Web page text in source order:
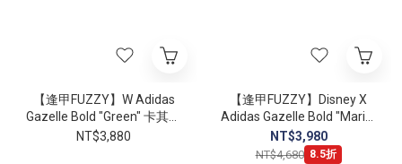
【逢甲FUZZY】W Adidas
Gazelle Bold "Green" 卡其綠
麂皮 ID7056
NT$3,880
【逢甲FUZZY】Disney X
Adidas Gazelle Bold "Marie"
櫻花粉 瑪麗貓 蝴蝶結
JR4244
NT$3,980
NT$4,680 8.5折